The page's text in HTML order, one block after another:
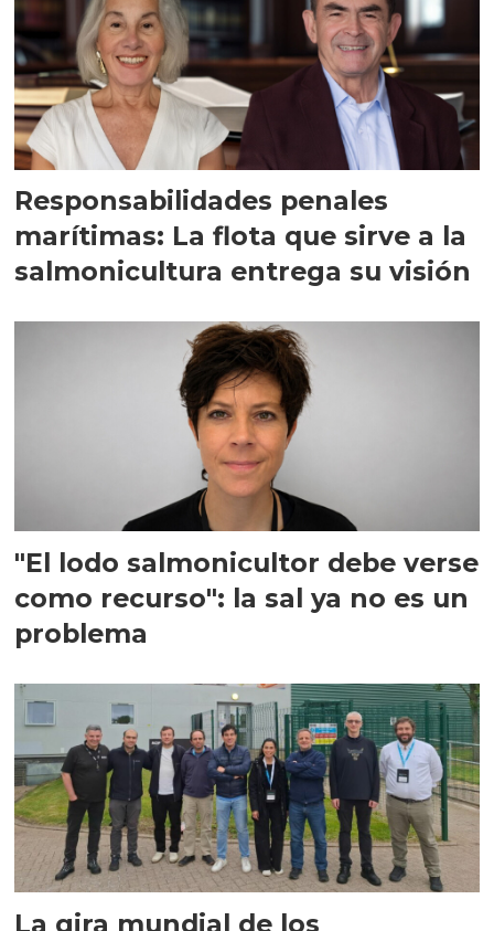
Responsabilidades penales
marítimas: La flota que sirve a la
salmonicultura entrega su visión
"El lodo salmonicultor debe verse
como recurso": la sal ya no es un
problema
La gira mundial de los